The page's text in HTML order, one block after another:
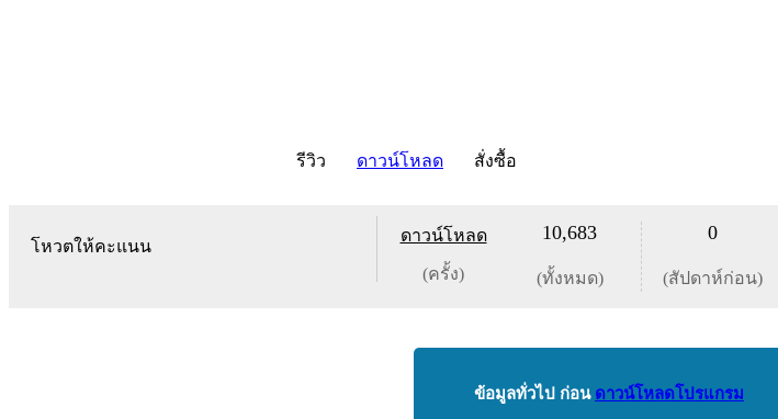
รีวิว ดาวน์โหลด สั่งซื้อ
โหวตให้คะแนน
ดาวน์โหลด
(ครั้ง)
10,683
(ทั้งหมด)
0
(สัปดาห์ก่อน)
ข้อมูลทั่วไป ก่อน ดาวน์โหลดโปรแกรม